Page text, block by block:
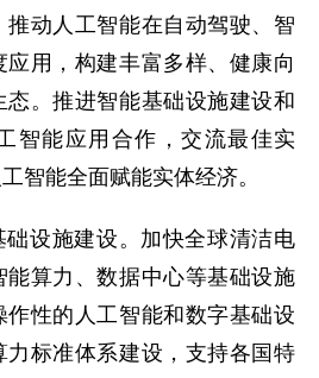
动人工智能在自动驾驶、智
用，构建丰富多样、健康向
。推进智能基础设施建设和
智能应用合作，交流最佳实
智能全面赋能实体经济。
础设施建设。加快全球清洁电
能算力、数据中心等基础设施
性的人工智能和数字基础设
标准体系建设，支持各国特